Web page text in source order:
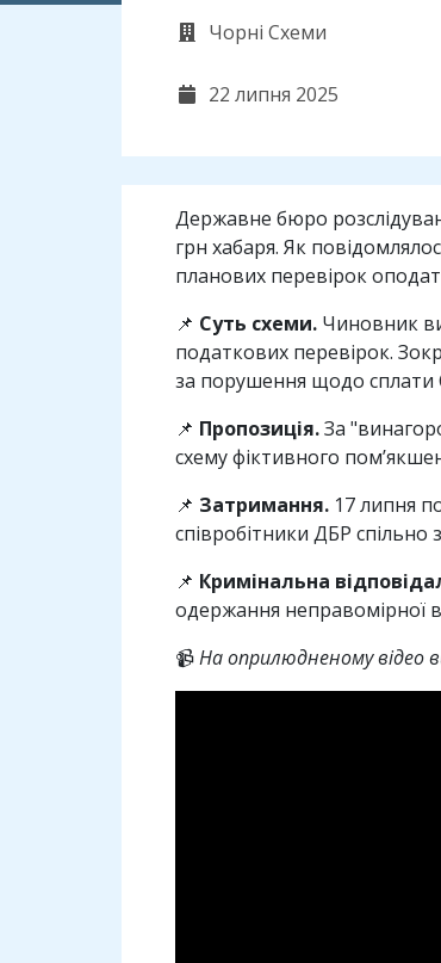
Чорні Схеми
22 липня 2025
Державне бюро
грн хабаря. Як
планових перевірок
📌 Суть схеми. Чиновник
податкових перевірок.
за порушення щодо сплати
📌 Пропозиція.За
схему фіктивного
📌 Затримання. 17 липня
співробітники ДБР
📌 Кримінальна
одержання неправомірної
📹На оприлюдненому відео